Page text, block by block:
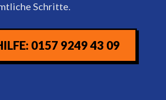
Schritte.
0157 9249 43 09